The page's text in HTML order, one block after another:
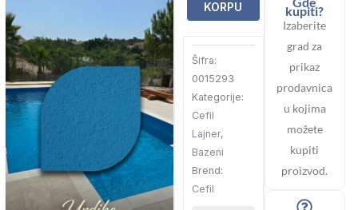
Urdike
plavi
Protivklizni
1,65x25
KORPU
Šifra:
0015293
Kategorije:
Cefil
Lajner,
Bazeni
Brend:
Cefil
kupiti?
Izaberite
grad za
prikaz
prodavnica
u kojima
možete
kupiti
proizvod.